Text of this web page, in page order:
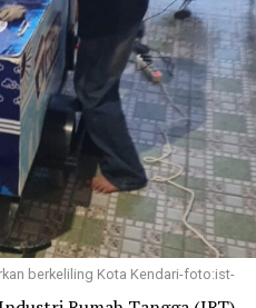
ekonomi lokal.
Maimo 2025 terus
nilai tambah dengan
mendukung
melalui UMKM Go
business matching,
syariah kegiatan
Zona Kuliner Halal,
juru sembelih halal
berasal dari berbagai
berkeliling Kota Kendari-foto:ist-